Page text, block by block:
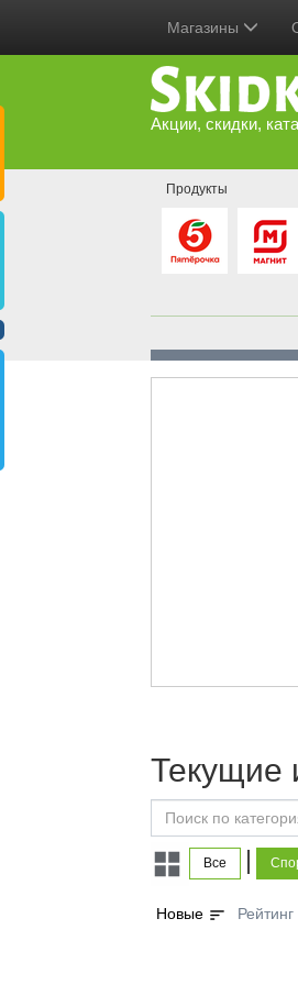
Магазины
Акции, скидки,
Продукты
Текущие
Все |
Новые sort Рейтинг